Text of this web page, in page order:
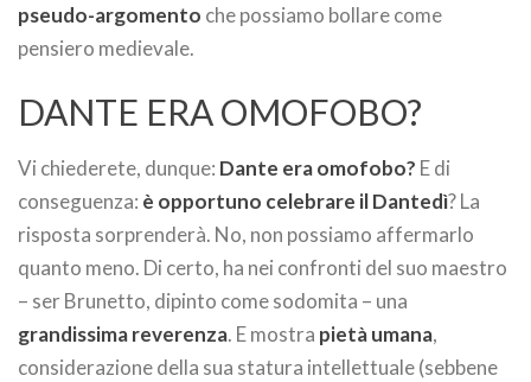
pseudo-argomento che possiamo bollare come
pensiero medievale.
DANTE ERA OMOFOBO?
Vi chiederete, dunque: Dante era omofobo? E di
conseguenza: è opportuno celebrare il Dantedì? La
risposta sorprenderà. No, non possiamo affermarlo
quanto meno. Di certo, ha nei confronti del suo maestro
– ser Brunetto, dipinto come sodomita – una
grandissima reverenza. E mostra pietà umana,
considerazione della sua statura intellettuale (sebbene